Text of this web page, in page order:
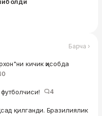
Барча ›
кичик ҳисобда
0
4
қилганди. Бразилиялик